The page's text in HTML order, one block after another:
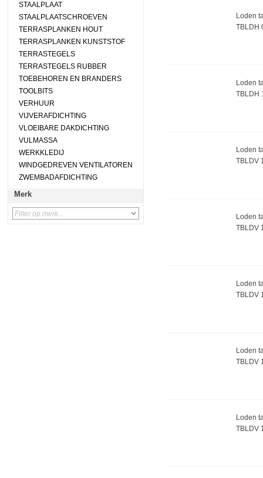
STAALPLAAT
STAALPLAATSCHROEVEN
TERRASPLANKEN HOUT
TERRASPLANKEN KUNSTSTOF
TERRASTEGELS
TERRASTEGELS RUBBER
TOEBEHOREN EN BRANDERS
TOOLBITS
VERHUUR
VIJVERAFDICHTING
VLOEIBARE DAKDICHTING
VULMASSA
WERKKLEDIJ
WINDGEDREVEN VENTILATOREN
ZWEMBADAFDICHTING
Merk
Loden
TBLDH
Loden
TBLDH
Loden
TBLDV
Loden
TBLDV
Loden
TBLDV
Loden
TBLDV
Loden
TBLDV